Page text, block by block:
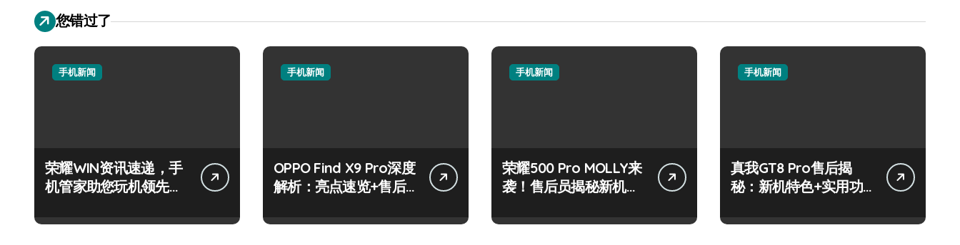
您错过了
手机新闻
荣耀WIN资讯速递，手
机管家助您玩机领先一
手机新闻
OPPO Find X9 Pro深度
解析：亮点速览+售后
手机新闻
荣耀500 Pro MOLLY来
袭！售后员揭秘新机资
手机新闻
真我GT8 Pro售后揭
秘：新机特色+实用功